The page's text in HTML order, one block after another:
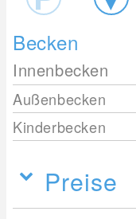
Becken
Innenbecken
Außenbecken
Kinderbecken
Preise